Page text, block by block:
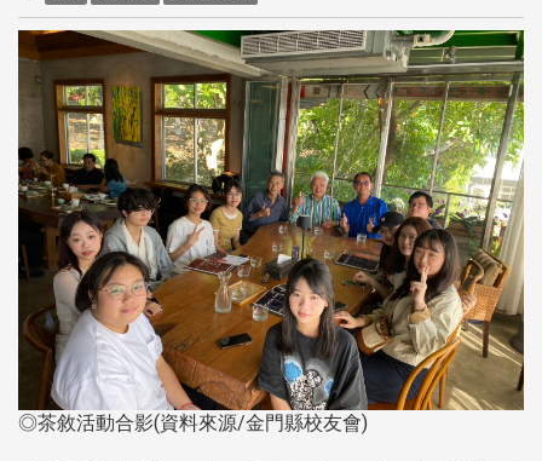
◎茶敘活動合影(資料來源/金門縣校友會)